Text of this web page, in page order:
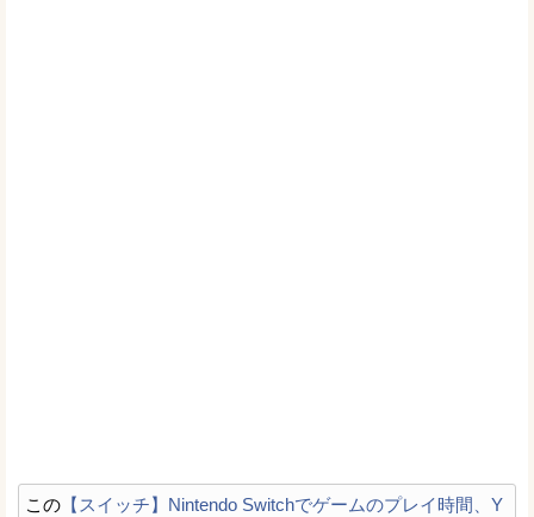
この 【スイッチ】Nintendo Switchでゲームのプレイ時間、Y